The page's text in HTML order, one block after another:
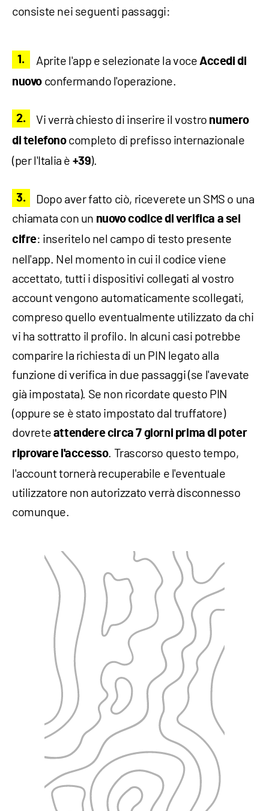
consiste nei seguenti passaggi:
Aprite l'app e selezionate la voce Accedi di
nuovo confermando l'operazione.
Vi verrà chiesto di inserire il vostro numero
di telefonocompleto di prefisso internazionale
(per l'Italia è +39).
Dopo aver fatto ciò, riceverete un SMS o una
chiamata con un nuovo codice di verifica a sei
cifre: inseritelo nel campo di testo presente
nell'app. Nel momento in cui il codice viene
accettato, tutti i dispositivi collegati al vostro
account vengono automaticamente scollegati,
compreso quello eventualmente utilizzato da chi
vi ha sottratto il profilo. In alcuni casi potrebbe
comparire la richiesta di un PIN legato alla
funzione di verifica in due passaggi (se l'avevate
già impostata). Se non ricordate questo PIN
(oppure se è stato impostato dal truffatore)
dovrete attendere circa 7 giorni prima di poter
riprovare l'accesso. Trascorso questo tempo,
l'account tornerà recuperabile e l'eventuale
utilizzatore non autorizzato verrà disconnesso
comunque.